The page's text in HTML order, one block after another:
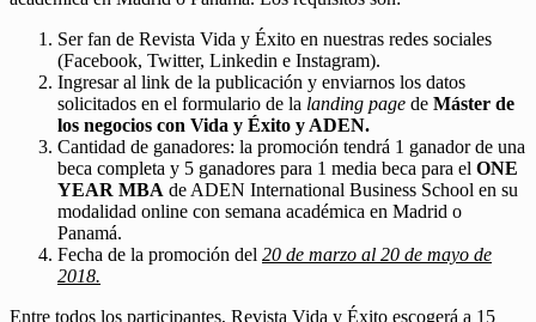
Ser fan de Revista Vida y Éxito en nuestras redes sociales
(Facebook, Twitter, Linkedin e Instagram).
Ingresar al link de la publicación y enviarnos los datos
solicitados en el formulario de la landing page de Máster de
los negocios con Vida y Éxito y ADEN.
Cantidad de ganadores: la promoción tendrá 1 ganador de una
beca completa y 5 ganadores para 1 media beca para el ONE
YEAR MBA de ADEN International Business School en su
modalidad online con semana académica en Madrid o
Panamá.
Fecha de la promoción del 20 de marzo al 20 de mayo de
2018.
Entre todos los participantes, Revista Vida y Éxito escogerá a 15